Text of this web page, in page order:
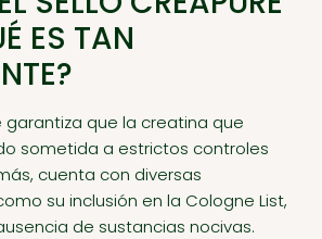
ES TAN
garantiza que la creatina que
sometida a estrictos controles
cuenta con diversas
su inclusión en la Cologne List,
de sustancias nocivas.